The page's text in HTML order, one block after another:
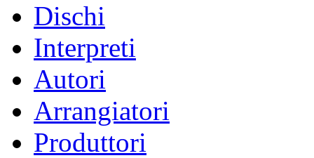
Dischi
Interpreti
Autori
Arrangiatori
Produttori